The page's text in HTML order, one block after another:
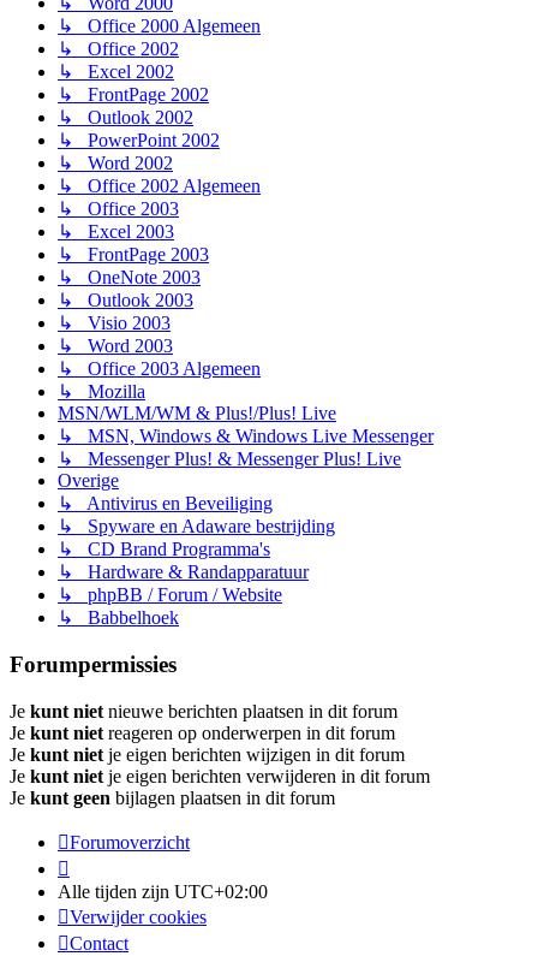
↳ Office 2000 Algemeen
↳ Office 2002
↳ Excel 2002
↳ FrontPage 2002
↳ Outlook 2002
↳ PowerPoint 2002
↳ Word 2002
↳ Office 2002 Algemeen
↳ Office 2003
↳ Excel 2003
↳ FrontPage 2003
↳ OneNote 2003
↳ Outlook 2003
↳ Visio 2003
↳ Word 2003
↳ Office 2003 Algemeen
↳ Mozilla
MSN/WLM/WM & Plus!/Plus! Live
↳ MSN, Windows & Windows Live Messenger
↳ Messenger Plus! & Messenger Plus! Live
Overige
↳ Antivirus en Beveiliging
↳ Spyware en Adaware bestrijding
↳ CD Brand Programma's
↳ Hardware & Randapparatuur
↳ phpBB / Forum / Website
↳ Babbelhoek
Forumpermissies
Je kunt niet nieuwe berichten plaatsen in dit forum
Je kunt niet reageren op onderwerpen in dit forum
Je kunt niet je eigen berichten wijzigen in dit forum
Je kunt niet je eigen berichten verwijderen in dit forum
Je kunt geen bijlagen plaatsen in dit forum
Forumoverzicht
Alle tijden zijn UTC+02:00
Verwijder cookies
Contact